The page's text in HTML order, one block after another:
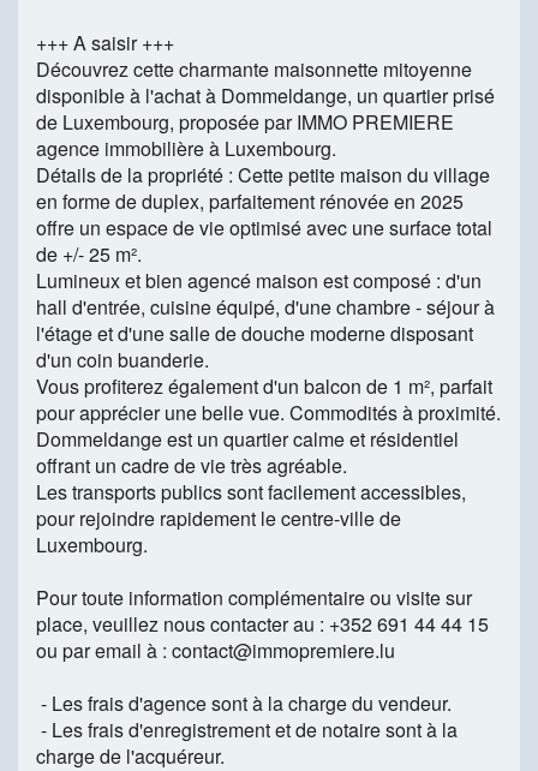
+++ A saisir +++
Découvrez cette charmante maisonnette mitoyenne
disponible à l'achat à Dommeldange, un quartier prisé
de Luxembourg, proposée par IMMO PREMIERE
agence immobilière à Luxembourg.
Détails de la propriété : Cette petite maison du village
en forme de duplex, parfaitement rénovée en 2025
offre un espace de vie optimisé avec une surface total
de +/- 25 m².
Lumineux et bien agencé maison est composé : d'un
hall d'entrée, cuisine équipé, d'une chambre - séjour à
l'étage et d'une salle de douche moderne disposant
d'un coin buanderie.
Vous profiterez également d'un balcon de 1 m², parfait
pour apprécier une belle vue. Commodités à proximité.
Dommeldange est un quartier calme et résidentiel
offrant un cadre de vie très agréable.
Les transports publics sont facilement accessibles,
pour rejoindre rapidement le centre-ville de
Luxembourg.
Pour toute information complémentaire ou visite sur
place, veuillez nous contacter au : +352 691 44 44 15
ou par email à : contact@immopremiere.lu
- Les frais d'agence sont à la charge du vendeur.
- Les frais d'enregistrement et de notaire sont à la
charge de l'acquéreur.